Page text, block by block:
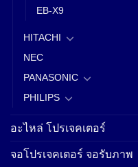
EB-X9
HITACHI
NEC
PANASONIC
PHILIPS
อะไหล่ โปรเจคเตอร์
จอโปรเจคเตอร์ จอรับภาพ